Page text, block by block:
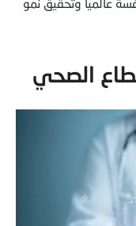
الصحي